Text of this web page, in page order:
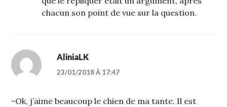
chacun son point de vue sur la question.
AliniaLK
23/01/2018 À 17:47
-Ok, j’aime beaucoup le chien de ma tante. Il est